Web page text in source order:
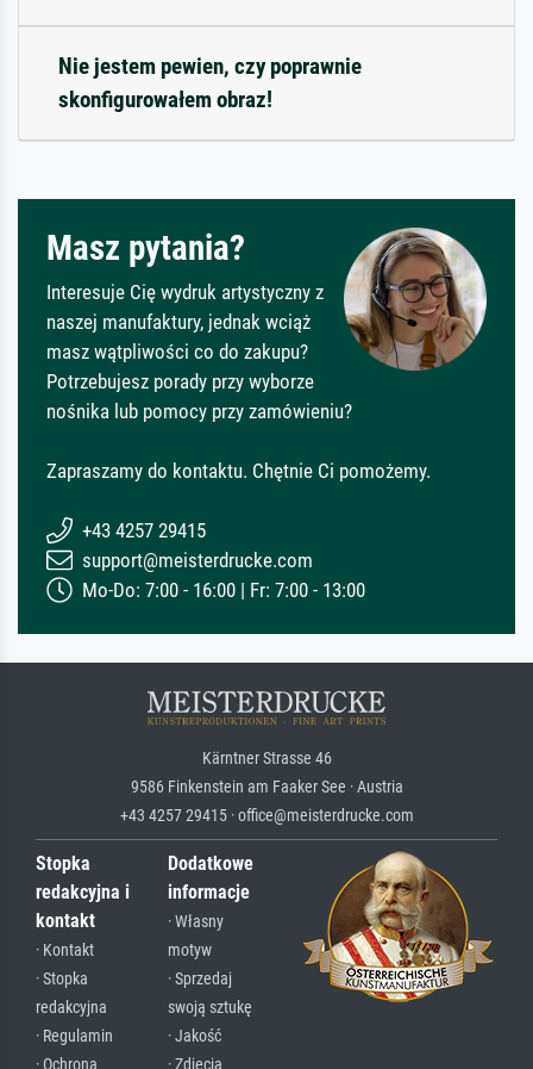
Nie jestem pewien, czy poprawnie
skonfigurowałem obraz!
Masz pytania?
Interesuje Cię wydruk artystyczny z
naszej manufaktury, jednak wciąż
masz wątpliwości co do zakupu?
Potrzebujesz porady przy wyborze
nośnika lub pomocy przy zamówieniu?
Zapraszamy do kontaktu. Chętnie Ci pomożemy.
+43 4257 29415
support@meisterdrucke.com
Mo-Do: 7:00 - 16:00 | Fr: 7:00 - 13:00
Kärntner Strasse 46
9586 Finkenstein am Faaker See · Austria
+43 4257 29415 · office@meisterdrucke.com
Stopka
redakcyjna i
kontakt
· Kontakt
· Stopka
redakcyjna
· Regulamin
· Ochrona
Dodatkowe
informacje
· Własny
motyw
· Sprzedaj
swoją sztukę
· Jakość
· Zdjęcia